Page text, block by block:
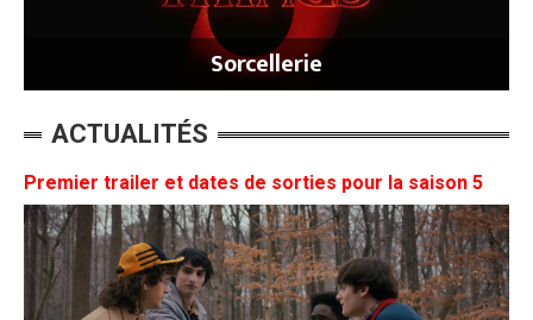
Sorcellerie
ACTUALITÉS
Premier trailer et dates de sorties pour la saison 5